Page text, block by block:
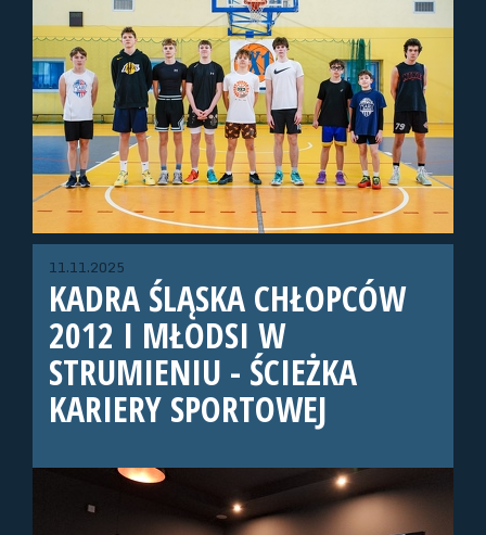
11.11.2025
KADRA ŚLĄSKA CHŁOPCÓW
2012 I MŁODSI W
STRUMIENIU - ŚCIEŻKA
KARIERY SPORTOWEJ